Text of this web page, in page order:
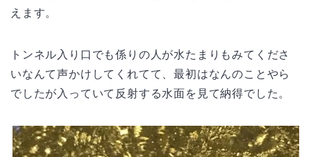
えます。
トンネル入り口でも係りの人が水たまりもみてくださ
いなんて声かけしてくれてて、最初はなんのことやら
でしたが入っていて反射する水面を見て納得でした。